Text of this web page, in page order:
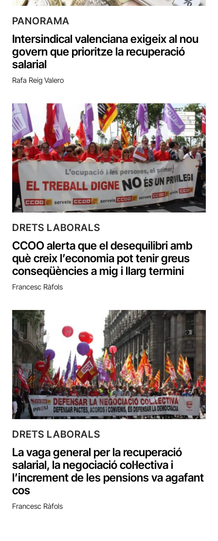
PANORAMA
Intersindical valenciana exigeix al nou
govern que prioritze la recuperació
salarial
Rafa Reig Valero
DRETS LABORALS
CCOO alerta que el desequilibri amb
què creix l’economia pot tenir greus
conseqüències a mig i llarg termini
Francesc Ràfols
DRETS LABORALS
La vaga general per la recuperació
salarial, la negociació col·lectiva i
l’increment de les pensions va agafant
cos
Francesc Ràfols